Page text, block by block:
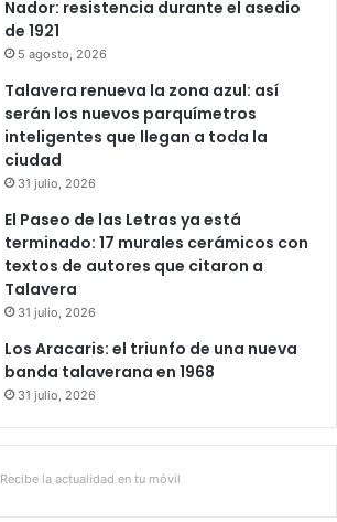
Nador: resistencia durante el asedio
de 1921
5 agosto, 2026
Talavera renueva la zona azul: así
serán los nuevos parquímetros
inteligentes que llegan a toda la
ciudad
31 julio, 2026
El Paseo de las Letras ya está
terminado: 17 murales cerámicos con
textos de autores que citaron a
Talavera
31 julio, 2026
Los Aracaris: el triunfo de una nueva
banda talaverana en 1968
31 julio, 2026
Recibe la actualidad en tu móvil